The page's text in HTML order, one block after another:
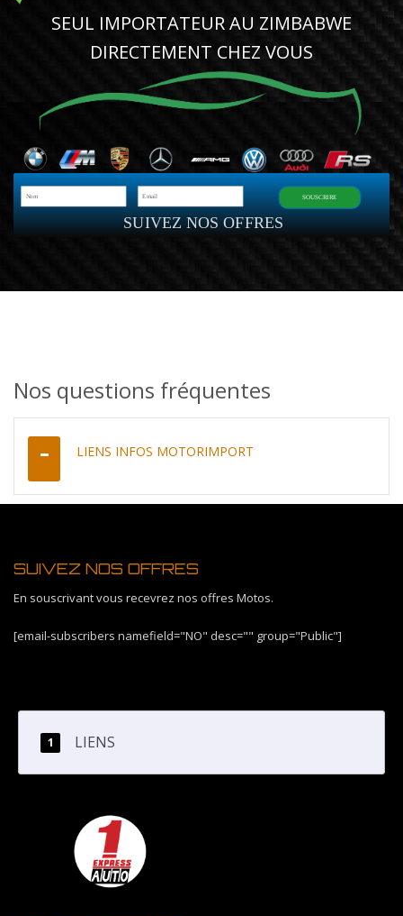
SEUL IMPORTATEUR AU ZIMBABWE
DIRECTEMENT CHEZ VOUS
SUIVEZ NOS OFFRES
SOUSCRIRE
Nos questions fréquentes
LIENS INFOS MOTORIMPORT
SUIVEZ NOS OFFRES
En souscrivant vous recevrez nos offres Motos.
[email-subscribers namefield="NO" desc="" group="Public"]
LIENS